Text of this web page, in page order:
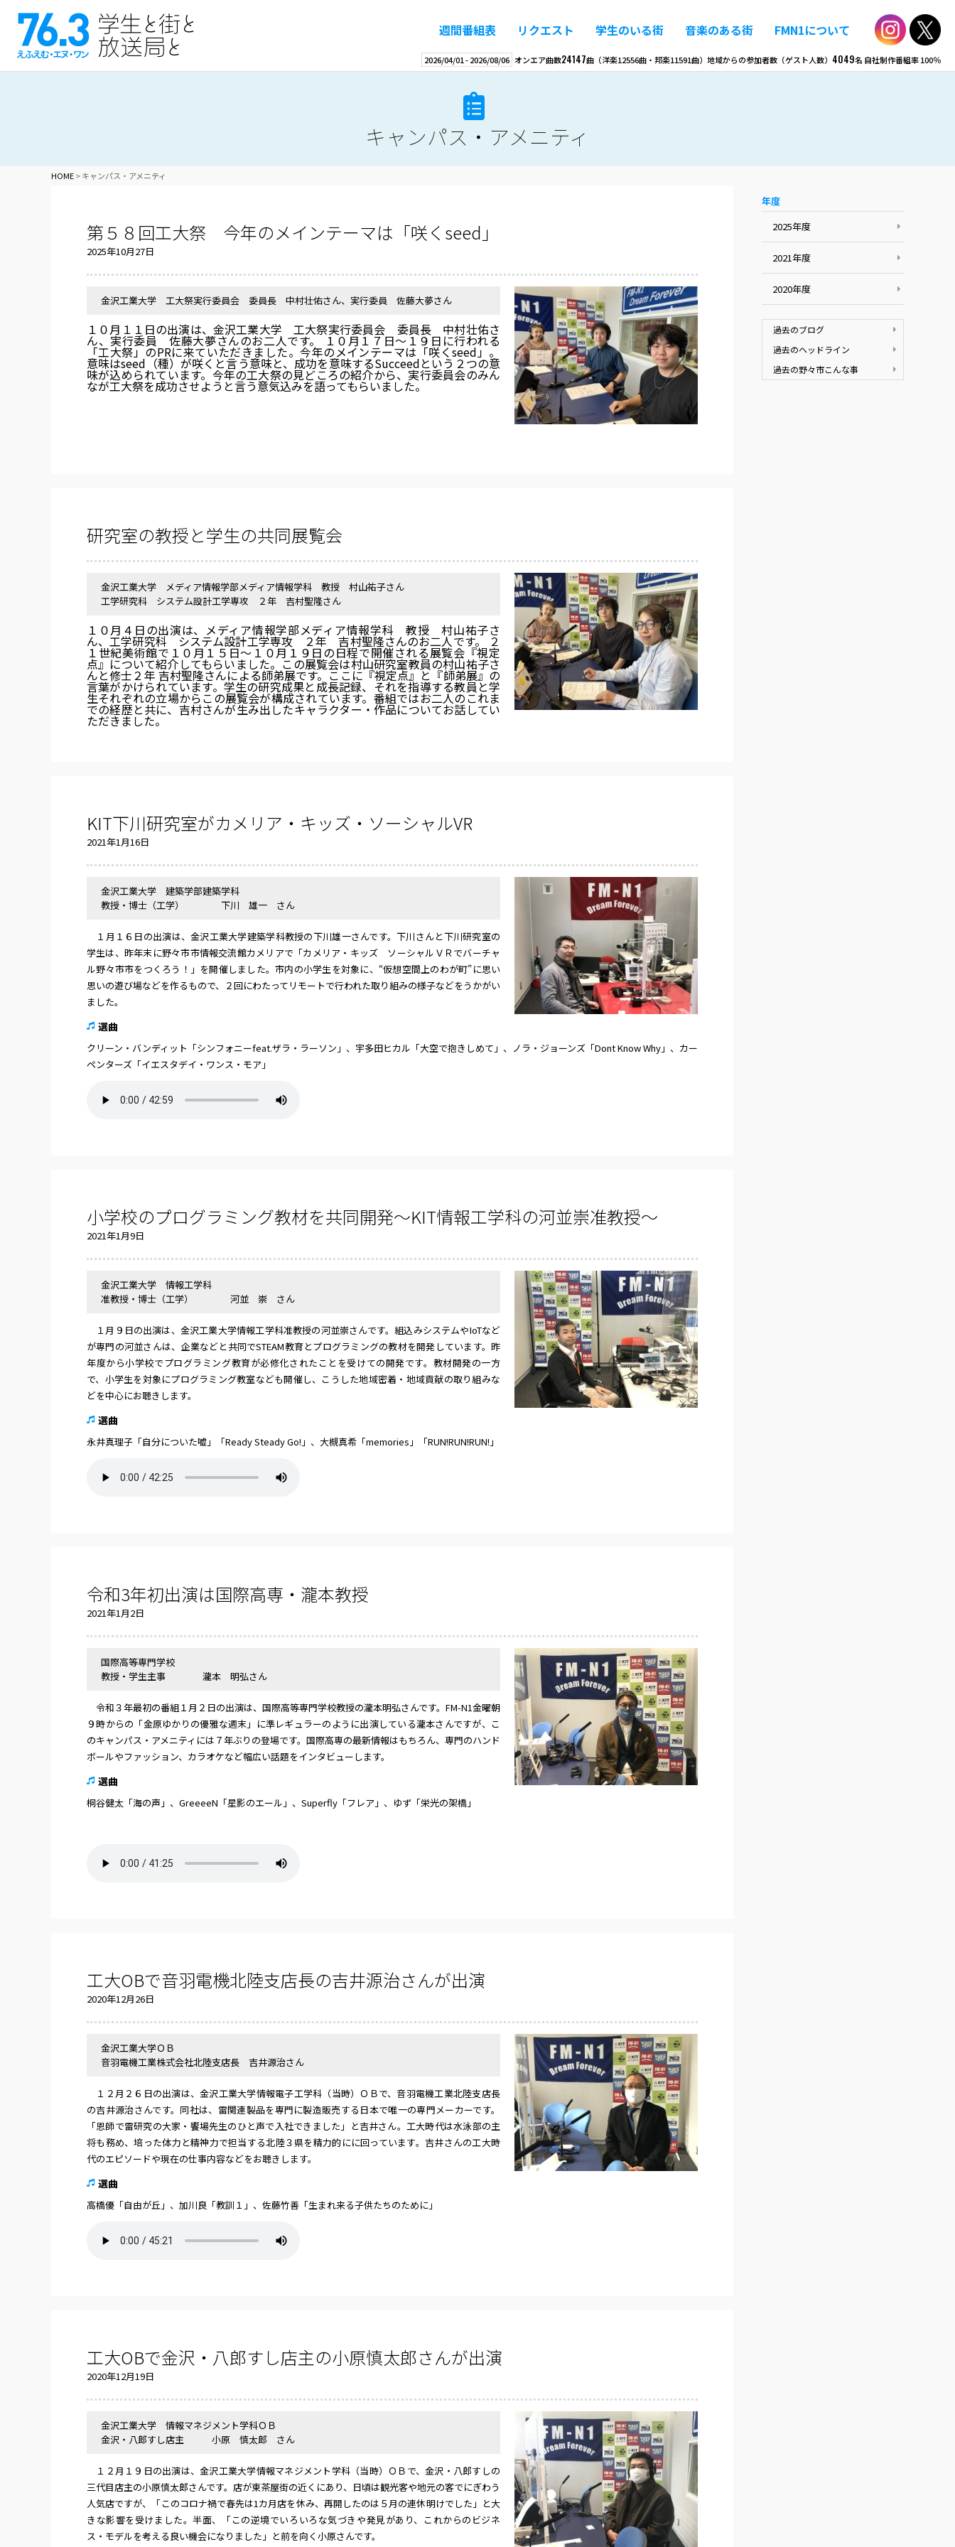
週間番組表 リクエスト 学生のいる街 音楽のある街 FMN1について
2026/04/01 -2026/08/06 オンエア曲数24147曲 （洋楽12556曲・邦楽11591曲） 地域からの参加者数（ゲスト人数） 4049名 自社制作番組率100％
キャンパス・アメニティ
HOME>キャンパス・アメニティ
第５８回工大祭 今年のメインテーマは「咲くseed」
2025年10月27日
金沢工業大学 工大祭実行委員会 委員長 中村壮佑さん、実行委員 佐藤大夢さん
１０月１１日の出演は、金沢工業大学 工大祭実行委員会 委員長 中村壮佑さ
ん、実行委員 佐藤大夢さんのお二人です。 １０月１７日～１９日に行われる
「工大祭」のPRに来ていただきました。今年のメインテーマは「咲くseed」。
意味はseed（種）が咲くと言う意味と、成功を意味するSucceedという２つの意
味が込められています。今年の工大祭の見どころの紹介から、実行委員会のみん
なが工大祭を成功させようと言う意気込みを語ってもらいました。
研究室の教授と学生の共同展覧会
金沢工業大学 メディア情報学部メディア情報学科 教授 村山祐子さん
工学研究科 システム設計工学専攻 ２年 吉村聖隆さん
１０月４日の出演は、メディア情報学部メディア情報学科 教授 村山祐子さ
ん、工学研究科 システム設計工学専攻 ２年 吉村聖隆さんのお二人です。 ２
１世紀美術館で１０月１５日～１０月１９日の日程で開催される展覧会『視定
点』について紹介してもらいました。この展覧会は村山研究室教員の村山祐子さ
んと修士２年 吉村聖隆さんによる師弟展です。ここに『視定点』と『師弟展』の
言葉がかけられています。学生の研究成果と成長記録、それを指導する教員と学
生それぞれの立場からこの展覧会が構成されています。番組ではお二人のこれま
での経歴と共に、吉村さんが生み出したキャラクター・作品についてお話してい
ただきました。
KIT下川研究室がカメリア・キッズ・ソーシャルVR
2021年1月16日
金沢工業大学 建築学部建築学科
教授・博士（工学） 下川 雄一 さん
１月１６日の出演は、金沢工業大学建築学科教授の下川雄一さんです。下川さんと下川研究室の
学生は、昨年末に野々市市情報交流館カメリアで「カメリア・キッズ ソーシャルＶＲでバーチャ
ル野々市市をつくろう！」を開催しました。市内の小学生を対象に、“仮想空間上のわが町”に思い
思いの遊び場などを作るもので、２回にわたってリモートで行われた取り組みの様子などをうかがい
ました。
選曲
クリーン・バンディット「シンフォニーfeat.ザラ・ラーソン」、宇多田ヒカル「大空で抱きしめて」、ノラ・ジョーンズ「Dont Know Why」、カー
ペンターズ「イエスタデイ・ワンス・モア」
小学校のプログラミング教材を共同開発～KIT情報工学科の河並崇准教授～
2021年1月9日
金沢工業大学 情報工学科
准教授・博士（工学） 河並 崇 さん
１月９日の出演は、金沢工業大学情報工学科准教授の河並崇さんです。組込みシステムやIoTなど
が専門の河並さんは、企業などと共同でSTEAM教育とプログラミングの教材を開発しています。昨
年度から小学校でプログラミング教育が必修化されたことを受けての開発です。教材開発の一方
で、小学生を対象にプログラミング教室なども開催し、こうした地域密着・地域貢献の取り組みな
どを中心にお聴きします。
選曲
永井真理子「自分についた嘘」「Ready Steady Go!」、大槻真希「memories」「RUN!RUN!RUN!」
令和3年初出演は国際高専・瀧本教授
2021年1月2日
国際高等専門学校
教授・学生主事 瀧本 明弘さん
令和３年最初の番組１月２日の出演は、国際高等専門学校教授の瀧本明弘さんです。FM-N1金曜朝
９時からの「金原ゆかりの優雅な週末」に準レギュラーのように出演している瀧本さんですが、こ
のキャンパス・アメニティには７年ぶりの登場です。国際高専の最新情報はもちろん、専門のハンド
ボールやファッション、カラオケなど幅広い話題をインタビューします。
選曲
桐谷健太「海の声」、GreeeeN「星影のエール」、Superfly「フレア」、ゆず「栄光の架橋」
工大OBで音羽電機北陸支店長の吉井源治さんが出演
2020年12月26日
金沢工業大学ＯＢ
音羽電機工業株式会社北陸支店長 吉井源治さん
１２月２６日の出演は、金沢工業大学情報電子工学科（当時）ＯＢで、音羽電機工業北陸支店長
の吉井源治さんです。同社は、雷関連製品を専門に製造販売する日本で唯一の専門メーカーです。
「恩師で雷研究の大家・饗場先生のひと声で入社できました」と吉井さん。工大時代は水泳部の主
将も務め、培った体力と精神力で担当する北陸３県を精力的にに回っています。吉井さんの工大時
代のエピソードや現在の仕事内容などをお聴きします。
選曲
高橋優「自由が丘」、加川良「教訓１」、佐藤竹善「生まれ来る子供たちのために」
工大OBで金沢・八郎すし店主の小原慎太郎さんが出演
2020年12月19日
金沢工業大学 情報マネジメント学科ＯＢ
金沢・八郎すし店主 小原 慎太郎 さん
１２月１９日の出演は、金沢工業大学情報マネジメント学科（当時）ＯＢで、金沢・八郎すしの
三代目店主の小原慎太郎さんです。店が東茶屋街の近くにあり、日頃は観光客や地元の客でにぎわう
人気店ですが、「このコロナ禍で春先は1カ月店を休み、再開したのは５月の連休明けでした」と大
きな影響を受けました。半面、「この逆境でいろいろな気づきや発見があり、これからのビジネ
ス・モデルを考える良い機会になりました」と前を向く小原さんです。
年度
2025年度
2021年度
2020年度
過去のブログ
過去のヘッドライン
過去の野々市こんな事